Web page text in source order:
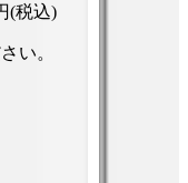
(税込)
い。